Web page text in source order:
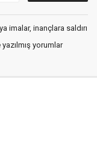
imalar, inançlara saldırı
yorumlar